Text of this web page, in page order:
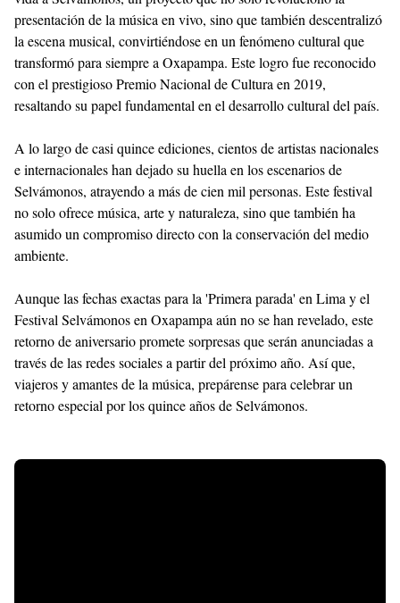
presentación de la música en vivo, sino que también descentralizó
la escena musical, convirtiéndose en un fenómeno cultural que
transformó para siempre a Oxapampa. Este logro fue reconocido
con el prestigioso Premio Nacional de Cultura en 2019,
resaltando su papel fundamental en el desarrollo cultural del país.
A lo largo de casi quince ediciones, cientos de artistas nacionales
e internacionales han dejado su huella en los escenarios de
Selvámonos, atrayendo a más de cien mil personas. Este festival
no solo ofrece música, arte y naturaleza, sino que también ha
asumido un compromiso directo con la conservación del medio
ambiente.
Aunque las fechas exactas para la 'Primera parada' en Lima y el
Festival Selvámonos en Oxapampa aún no se han revelado, este
retorno de aniversario promete sorpresas que serán anunciadas a
través de las redes sociales a partir del próximo año. Así que,
viajeros y amantes de la música, prepárense para celebrar un
retorno especial por los quince años de Selvámonos.